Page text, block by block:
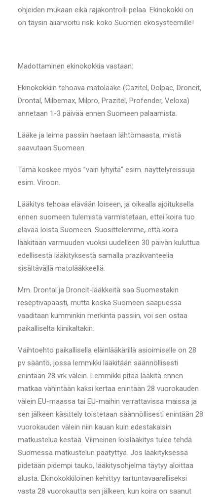
ohjeiden mukaan eikä rajakontrolli pelaa. Ekinokokki on
on täysin aliarvioitu riski koko Suomen ekosysteemille!
Madottaminen ekinokokkia vastaan:
Ekinokokkiin tehoava matolääke (Cazitel, Dolpac, Droncit,
Drontal, Milbemax, Milpro, Prazitel, Profender, Veloxa)
annetaan 1-3 päivää ennen Suomeen palaamista.
Lääke ja leima passiin haetaan lähtömaasta, mistä
saavutaan Suomeen.
Tämä koskee myös ”vain lyhyitä” esim. näyttelyreissuja
esim. Viroon.
Lääkitys tehoaa elävään loiseen, ja oikealla ajoituksella
ennen suomeen tulemista varmistetaan, ettei koira tuo
elävää loista Suomeen. Suosittelemme, että koira
lääkitään varmuuden vuoksi uudelleen 30 päivän kuluttua
edellisestä lääkityksestä samalla prazikvanteelia
sisältävällä matolääkkeellä.
Mm. Drontal ja Droncit-lääkkeitä saa Suomestakin
reseptivapaasti, mutta koska Suomeen saapuessa
vaaditaan kumminkin merkintä passiin, voi sen ostaa
paikalliselta klinikaltakin.
Vaihtoehto paikallisella eläinlääkärillä asioimiselle on 28
pv sääntö, jossa lemmikki lääkitään säännöllisesti
enintään 28 vrk välein. Lemmikki pitää lääkitä ennen
matkaa vähintään kaksi kertaa enintään 28 vuorokauden
välein EU-maassa tai EU-maihin verrattavissa maissa ja
sen jälkeen käsittely toistetaan säännöllisesti enintään 28
vuorokauden välein niin kauan kuin edestakaisin
matkustelua kestää. Viimeinen loislääkitys tulee tehdä
Suomessa matkustelun päätyttyä. Jos lääkityksessä
pidetään pidempi tauko, lääkitysohjelma täytyy aloittaa
alusta. Ekinokokkiloinen kehittyy tartuntavaaralliseksi
vasta 28 vuorokautta sen jälkeen, kun koira on saanut